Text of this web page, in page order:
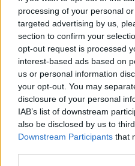
processing of your personal
targeted advertising by us,
section to confirm your
opt-out request is processed
interest-based ads based on
us or personal information
your opt-out. You may
disclosure of your personal
IAB’s list of downstream
also be disclosed by us to
Downstream Participants that